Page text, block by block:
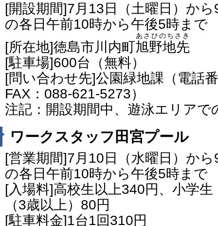
[開設期間]7月13日（土曜日）か
の各日午前10時から午後5時まで
[所在地]徳島市川内町旭野地先
あさひのちさき
[駐車場]600台（無料）
[問い合わせ先]公園緑地課（電
FAX：088-621-5273）
注記：開設期間中、遊泳エリア
ワークスタッフ田宮プール
[営業期間]7月10日（水曜日）か
の各日午前10時から午後5時まで
[入場料]高校生以上340円、小学
（3歳以上）80円
[駐車料金]1台1回310円